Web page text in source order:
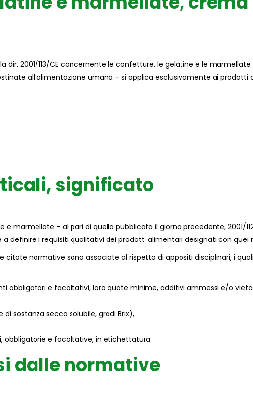
dir. 2001/113/CE concernente le confetture, le gelatine e le marmellate
all’alimentazione umana – si applica esclusivamente ai prodotti
significato
e marmellate – al pari di quella pubblicata il giorno precedente, 2001/
a definire i requisiti qualitativi dei prodotti alimentari designati con quei
citate normative sono associate al rispetto di appositi disciplinari, i quali
obbligatori e facoltativi, loro quote minime, additivi ammessi e/o
sostanza secca solubile, gradi Brix),
obbligatorie e facoltative, in etichettatura.
dalle normative